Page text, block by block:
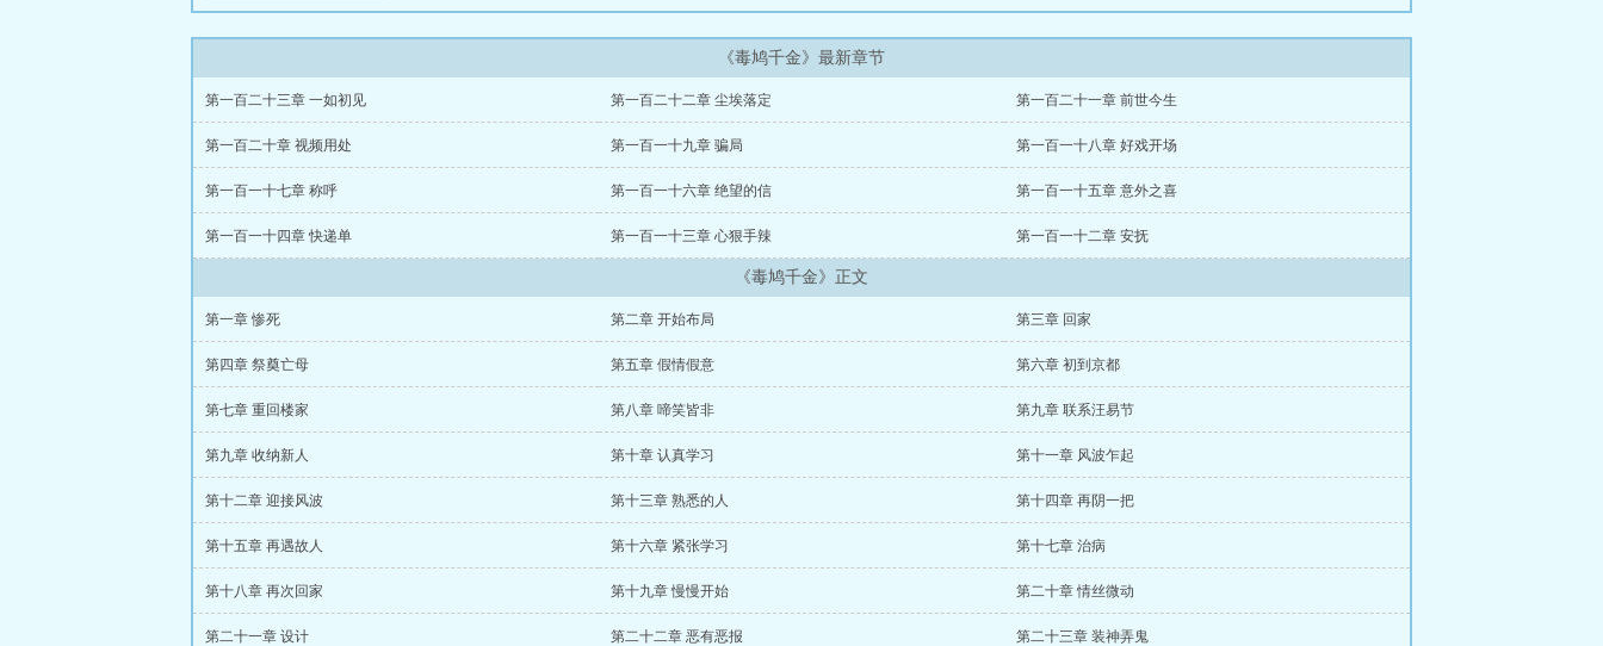
《毒鸠千金》最新章节
第一百二十三章 一如初见 第一百二十二章 尘埃落定 第一百二十一章 前世今生
第一百二十章 视频用处 第一百一十九章 骗局 第一百一十八章 好戏开场
第一百一十七章 称呼 第一百一十六章 绝望的信 第一百一十五章 意外之喜
第一百一十四章 快递单 第一百一十三章 心狠手辣 第一百一十二章 安抚
《毒鸠千金》正文
第一章 惨死 第二章 开始布局 第三章 回家
第四章 祭奠亡母 第五章 假情假意 第六章 初到京都
第七章 重回楼家 第八章 啼笑皆非 第九章 联系汪易节
第九章 收纳新人 第十章 认真学习 第十一章 风波乍起
第十二章 迎接风波 第十三章 熟悉的人 第十四章 再阴一把
第十五章 再遇故人 第十六章 紧张学习 第十七章 治病
第十八章 再次回家 第十九章 慢慢开始 第二十章 情丝微动
第二十一章 设计 第二十二章 恶有恶报 第二十三章 装神弄鬼